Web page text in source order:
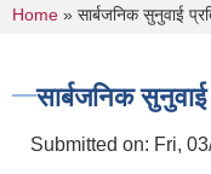
You are
Home » सार्बजनिक सुनुवाई
सार्बजनिक
Submitted on: Fri,